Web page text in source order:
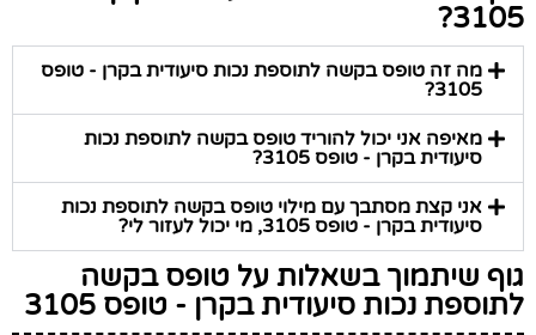
3105?
מה זה טופס בקשה לתוספת נכות סיעודית בקרן - טופס
3105?
מאיפה אני יכול להוריד טופס בקשה לתוספת נכות
סיעודית בקרן - טופס 3105?
אני קצת מסתבך עם מילוי טופס בקשה לתוספת נכות
סיעודית בקרן - טופס 3105, מי יכול לעזור לי?
גוף שיתמוך בשאלות על טופס בקשה
לתוספת נכות סיעודית בקרן - טופס 3105